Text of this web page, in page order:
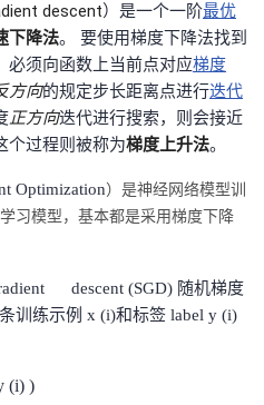
descent）是一个一阶最优
下降法。 要使用梯度下降法找到
必须向函数上当前点对应梯度
方向的规定步长距离点进行迭代
正方向迭代进行搜索，则会接近
个过程则被称为梯度上升法。
Optimization）是神经网络模型训
习模型，基本都是采用梯度下降
descent (SGD) 随机梯度
训练示例 x (i)和标签 label y (i)
(i) )